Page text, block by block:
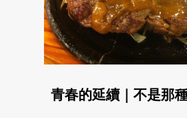
青春的延續｜不是那